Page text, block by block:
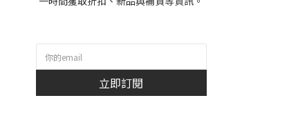
立即訂閱